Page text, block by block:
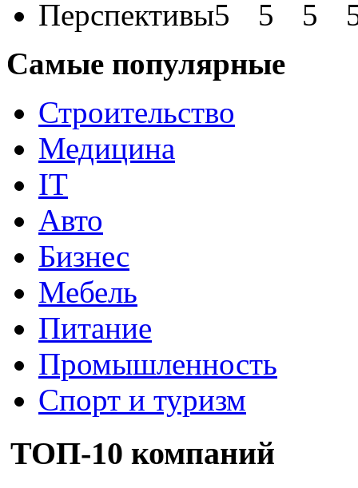
Перспективы
Самые популярные
Строительство
Медицина
IT
Авто
Бизнес
Мебель
Питание
Промышленность
Спорт и туризм
ТОП-10 компаний